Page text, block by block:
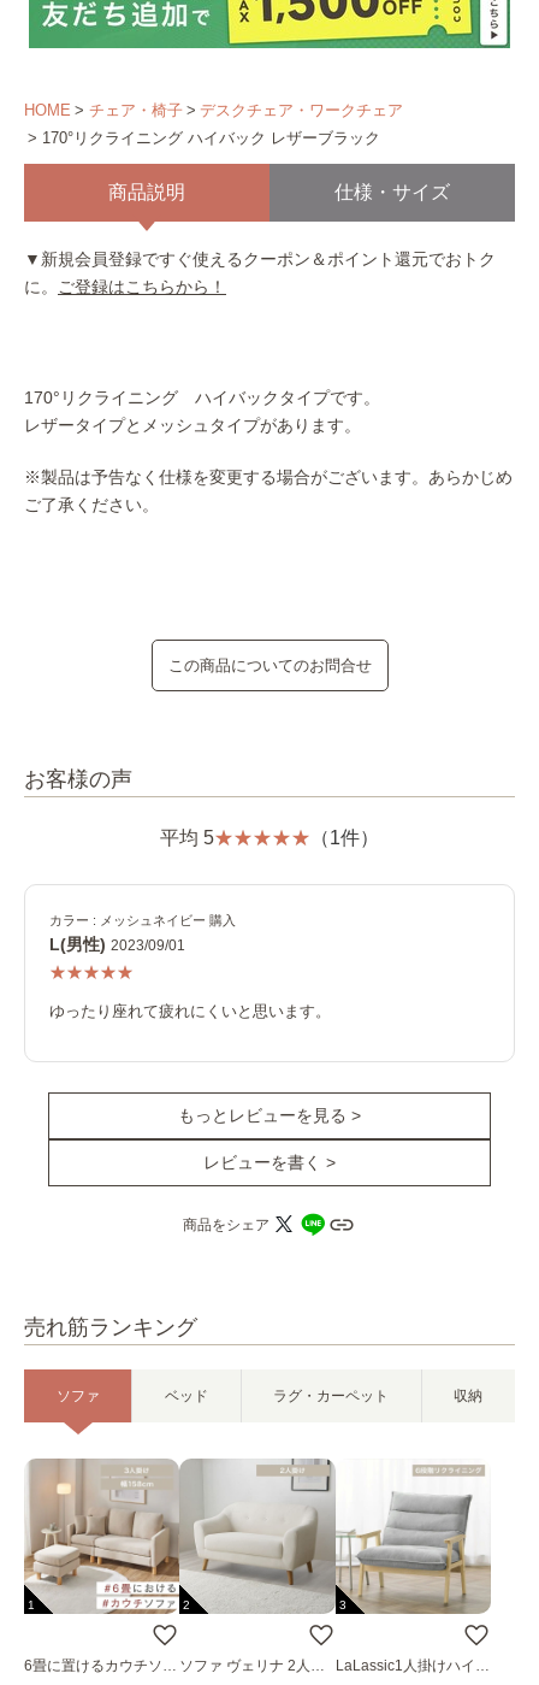
売れ筋ランキング
ソファ ベッド ラグ・カーペット 収納
1
6畳に置けるカウチソフ
2
ソファ ヴェリナ 2人掛
3
LaLassic1人掛けハイバ
HOME チェア・椅子
デスクチェア・ワークチェア
170°リクライニング ハイバック レザーブラック
商品説明 仕様・サイズ
▼新規会員登録ですぐ使えるクーポン＆ポイント還元でおトク
に。
ご登録はこちらから！
170°リクライニング ハイバックタイプです。
レザータイプとメッシュタイプがあります。
※製品は予告なく仕様を変更する場合がございます。あらかじめ
ご了承ください。
この商品についてのお問合せ
お客様の声
平均 5 （1件）
カラー : メッシュネイビー 購入
L(男性) 2023/09/01
ゆったり座れて疲れにくいと思います。
もっとレビューを見る >
レビューを書く >
商品をシェア